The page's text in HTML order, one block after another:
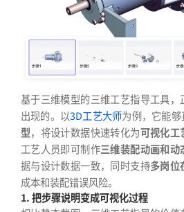
基于三维模型的三维工艺指导工具
出现的。以3D工艺大师为例，它能够
型，将设计数据快速转化为可视化工
工艺人员即可制作三维装配动画和动
据与设计数据一致，同时支持多岗位
成本和装配错误风险。
1. 把步骤说明变成可视化过程